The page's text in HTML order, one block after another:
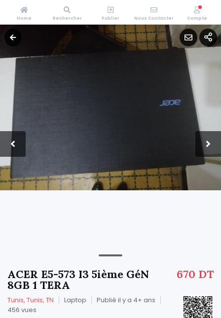
670 DT
ACER E5-573 I3 5ième GéN
8GB 1 TERA
Tunis, Tunis, TN Laptop
Publié il y a 4+ ans
456 vues
Home Rechercher Publier Nous Contacter Compte